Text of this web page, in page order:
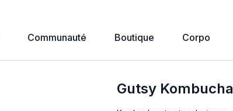
Communauté Boutique Corpo
Gutsy Kombucha